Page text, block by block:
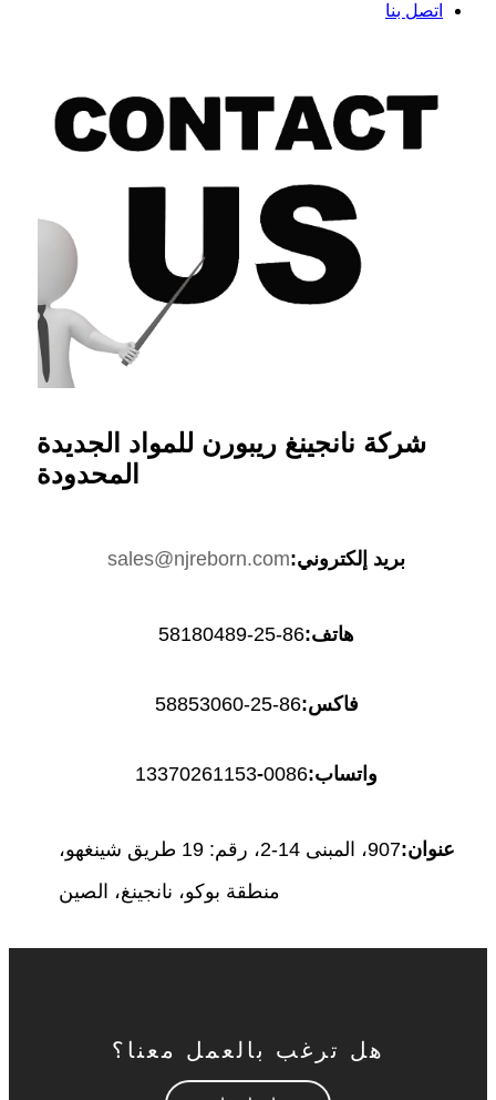
اتصل بنا
شركة نانجينغ ريبورن للمواد الجديدة
المحدودة
بريد إلكتروني:sales@njreborn.com
هاتف:86-25-58180489
فاكس:86-25-58853060
واتساب:0086
-
13370261153
عنوان:907، المبنى 14-2، رقم: 19 طريق شينغهو،
منطقة بوكو، نانجينغ، الصين
هل ترغب بالعمل معنا؟